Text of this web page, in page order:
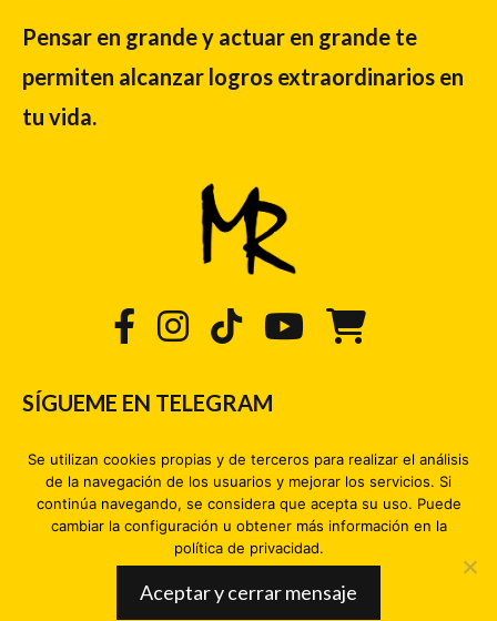
Pensar en grande y actuar en grande te
permiten alcanzar logros extraordinarios en
tu vida.
SÍGUEME EN TELEGRAM
¡Hola Michael!
CANAL | Michael Rojas
CANAL | Muy Buenos Días
Se utilizan cookies propias y de terceros para realizar el análisis
de la navegación de los usuarios y mejorar los servicios. Si
continúa navegando, se considera que acepta su uso. Puede
cambiar la configuración u obtener más información en la
política de privacidad.
Aceptar y cerrar mensaje